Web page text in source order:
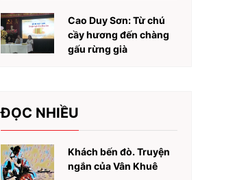
Cao Duy Sơn: Từ chú
cầy hương đến chàng
gấu rừng già
ĐỌC NHIỀU
Khách bến đò. Truyện
ngắn của Vân Khuê